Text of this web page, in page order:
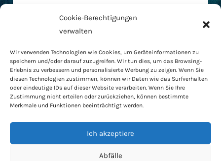
Cookie-Berechtigungen
verwalten
Wir verwenden Technologien wie Cookies, um Geräteinformationen zu
speichern und/oder darauf zuzugreifen. Wir tun dies, um das Browsing-
Erlebnis zu verbessern und personalisierte Werbung zu zeigen. Wenn Sie
diesen Technologien zustimmen, können wir Daten wie das Surfverhalten
oder eindeutige IDs auf dieser Website verarbeiten. Wenn Sie Ihre
Zustimmung nicht erteilen oder zurückziehen, können bestimmte
Merkmale und Funktionen beeinträchtigt werden.
Ich akzeptiere
Abfälle
AGB
Cookie-Richtlinie
Datenschutzbestimmungen
RODO
Kontakt
Haus und Garten
Lebensstil
Beratung